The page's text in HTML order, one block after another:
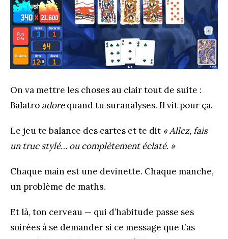
On va mettre les choses au clair tout de suite :
Balatro adorequand tu suranalyses. Il vit pour ça.
Le jeu te balance des cartes et te dit « Allez, fais
un truc stylé… ou complètement éclaté. »
Chaque main est une devinette. Chaque manche,
un problème de maths.
Et là, ton cerveau — qui d’habitude passe ses
soirées à se demander si ce message que t’as